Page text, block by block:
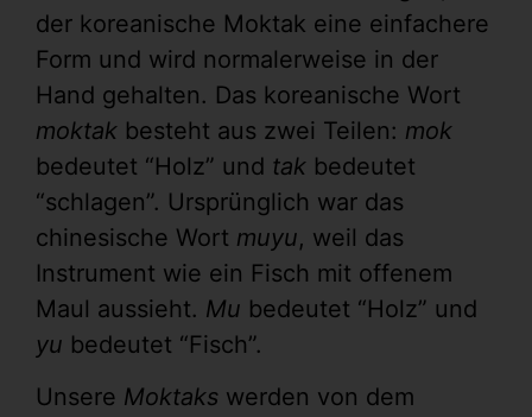
der koreanische Moktak eine einfachere
Form und wird normalerweise in der
Hand gehalten. Das koreanische Wort
moktak besteht aus zwei Teilen: mok
bedeutet “Holz” und tak bedeutet
“schlagen”. Ursprünglich war das
chinesische Wort muyu, weil das
Instrument wie ein Fisch mit offenem
Maul aussieht. Mu bedeutet “Holz” und
yu bedeutet “Fisch”.
Unsere Moktaks werden von dem